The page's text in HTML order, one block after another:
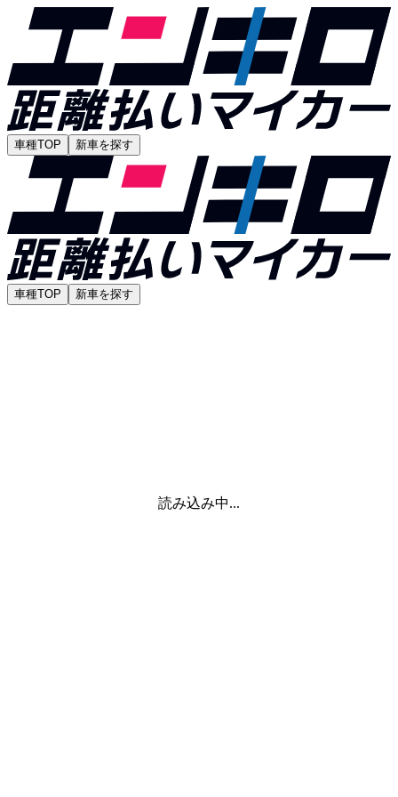
車種TOP 新車を探す
車種TOP 新車を探す
読み込み中...